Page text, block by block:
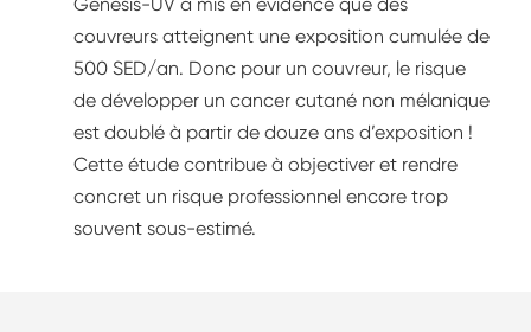
couvreurs atteignent une exposition cumulée de
500 SED/an. Donc pour un couvreur, le risque
de développer un cancer cutané non mélanique
est doublé à partir de douze ans d’exposition !
Cette étude contribue à objectiver et rendre
concret un risque professionnel encore trop
souvent sous-estimé.